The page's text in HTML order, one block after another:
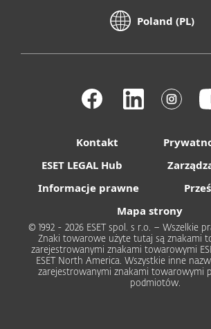
Poland (PL)
Kontakt
ESET LEGAL Hub
Informacje prawne
Mapa strony
© 1992 - 2026 ESET spol. s r.o. – Wszelkie
Znaki towarowe użyte tutaj są znakami
zarejestrowanymi znakami towarowymi
ESET North America. Wszystkie inne
zarejestrowanymi znakami towarowymi
podmiotów.